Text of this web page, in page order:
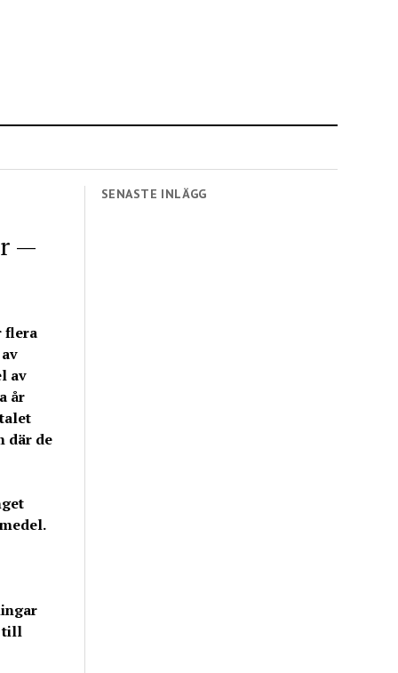
—
flera
av
år
där de
till
SENASTE INLÄGG